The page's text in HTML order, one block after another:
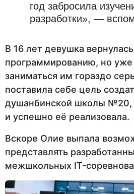
год забросила
разработки», —
В 16 лет девушка
программированию, но уже
заниматься им гораздо
поставила себе цель
душанбинской школы №20,
и успешно её реализовала.
Вскоре Олие выпала
представлять
межшкольных IT-